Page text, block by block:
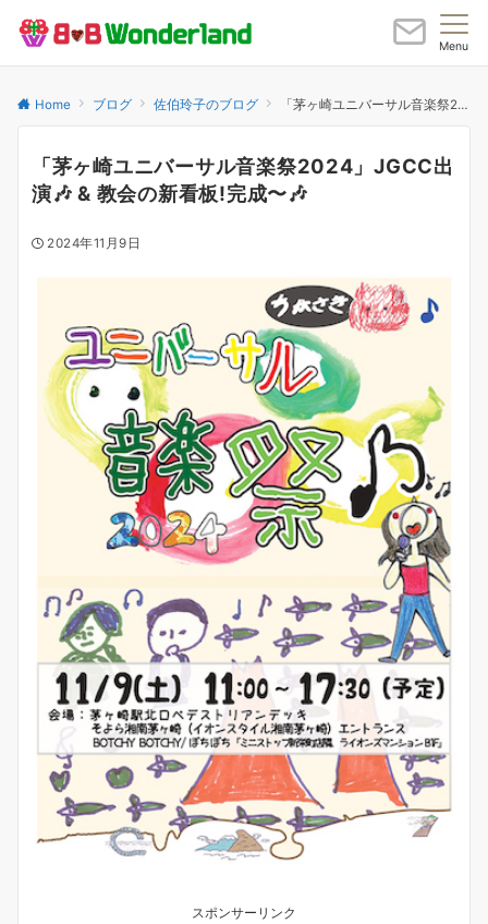
Menu
Home ブログ 佐伯玲子のブログ 「茅ヶ崎ユニバーサル音楽祭2024」JGCC出演🎶 & 教会の新看板!完成〜🎶
「茅ヶ崎ユニバーサル音楽祭2024」JGCC出
演🎶 & 教会の新看板!完成〜🎶
2024年11月9日
スポンサーリンク